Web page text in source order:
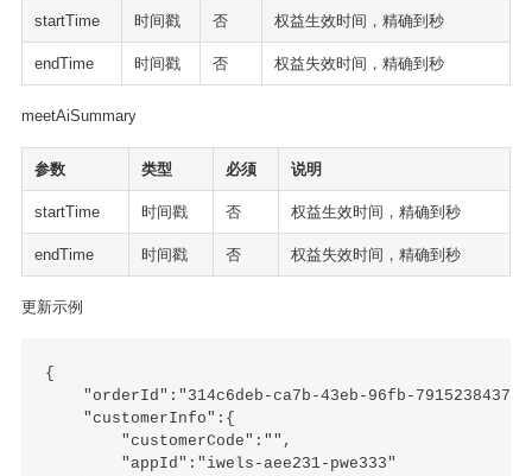
startTime 时间戳 否 权益生效时间，精确到秒
endTime 时间戳 否 权益失效时间，精确到秒
meetAiSummary
参数 类型 必须 说明
startTime 时间戳 否 权益生效时间，精确到秒
endTime 时间戳 否 权益失效时间，精确到秒
更新示例
{
"orderId":"314c6deb-ca7b-43eb-96fb-
    "customerInfo":{
        "customerCode":"",
        "appId":"iwels-aee231-pwe333"